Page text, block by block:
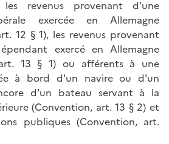
revenus provenant d'une
exercée en Allemagne
12 § 1), les revenus provenant
exercé en Allemagne
13 § 1) ou afférents à une
à bord d'un navire ou d'un
d'un bateau servant à la
(Convention, art. 13 § 2) et
publiques (Convention, art.